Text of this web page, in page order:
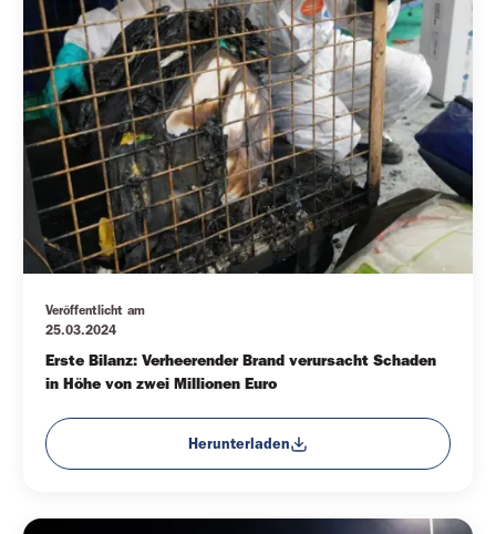
Veröffentlicht am
25.03.2024
Erste Bilanz: Verheerender Brand verursacht Schaden
in Höhe von zwei Millionen Euro
Herunterladen